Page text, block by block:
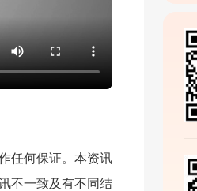
任何保证。本资讯
不一致及有不同结